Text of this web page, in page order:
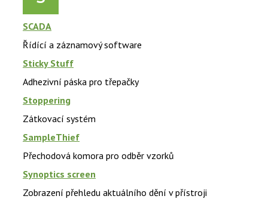
SCADA
Řídící a záznamový software
Sticky Stuff
Adhezivní páska pro třepačky
Stoppering
Zátkovací systém
SampleThief
Přechodová komora pro odběr vzorků
Synoptics screen
Zobrazení přehledu aktuálního dění v přístroji